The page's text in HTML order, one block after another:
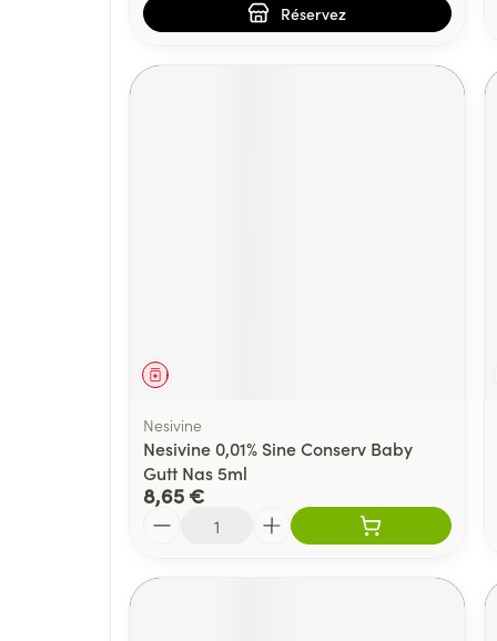
Réservez
Médicament
Nesivine
Nesivine 0,01% Sine Conserv Baby
Gutt Nas 5ml
8,65 €